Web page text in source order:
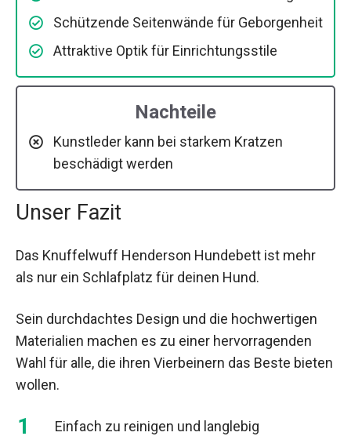
Schützende Seitenwände für Geborgenheit
Attraktive Optik für Einrichtungsstile
Nachteile
Kunstleder kann bei starkem Kratzen
beschädigt werden
Unser Fazit
Das Knuffelwuff Henderson Hundebett ist mehr
als nur ein Schlafplatz für deinen Hund.
Sein durchdachtes Design und die hochwertigen
Materialien machen es zu einer hervorragenden
Wahl für alle, die ihren Vierbeinern das Beste bieten
wollen.
Einfach zu reinigen und langlebig